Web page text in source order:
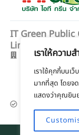
เราให้ควา
เราใช้คุกกี้บนเ
มากที่สุด โดยจ
แสดงว่าคุณยิน
IT Green Public
Limited
(Head Office)
Soonvijai,
Bangkapi,
Bangkok 10320